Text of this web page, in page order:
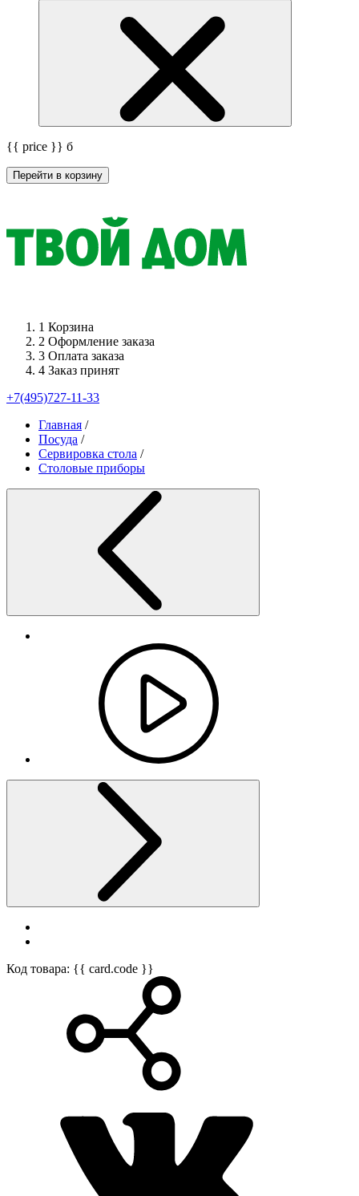
{{ price }} б
Перейти в корзину
1 Корзина
2 Оформление заказа
3 Оплата заказа
4 Заказ принят
+7(495)727-11-33
Главная /
Посуда /
Сервировка стола /
Столовые приборы
Код товара: {{ card.code }}